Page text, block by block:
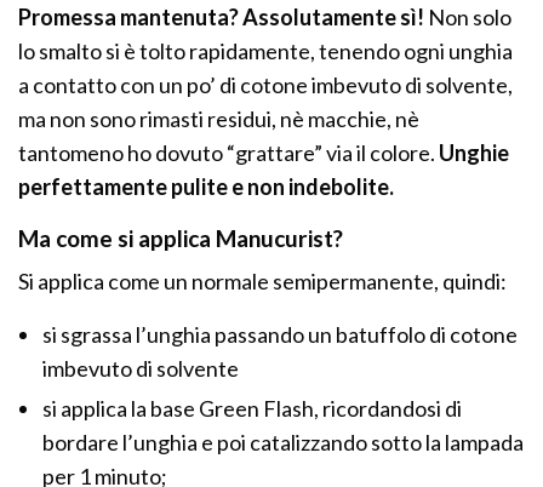
Promessa mantenuta? Assolutamente sì! Non solo
lo smalto si è tolto rapidamente, tenendo ogni unghia
a contatto con un po’ di cotone imbevuto di solvente,
ma non sono rimasti residui, nè macchie, nè
tantomeno ho dovuto “grattare” via il colore. Unghie
perfettamente pulite e non indebolite.
Ma come si applica Manucurist?
Si applica come un normale semipermanente, quindi:
si sgrassa l’unghia passando un batuffolo di cotone
imbevuto di solvente
si applica la base Green Flash, ricordandosi di
bordare l’unghia e poi catalizzando sotto la lampada
per 1 minuto;